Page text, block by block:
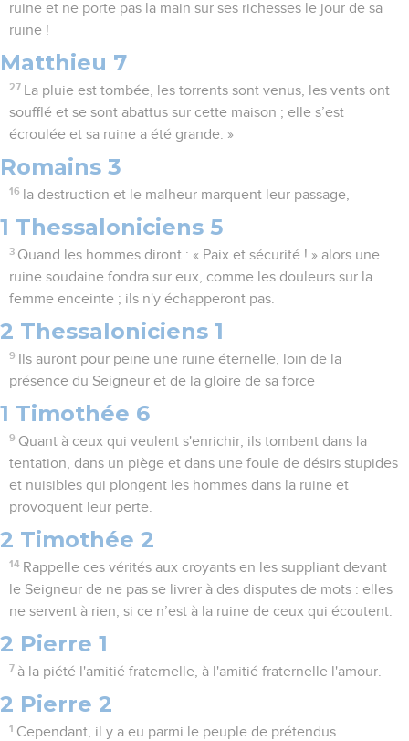
ruine et ne porte pas la main sur ses richesses le jour de sa
ruine !
Matthieu 7
27
La pluie est tombée, les torrents sont venus, les vents ont
soufflé et se sont abattus sur cette maison ; elle s’est
écroulée et sa ruine a été grande. »
Romains 3
16 la destruction et le malheur marquent leur passage,
1 Thessaloniciens 5
3 Quand les hommes diront : « Paix et sécurité ! » alors une
ruine soudaine fondra sur eux, comme les douleurs sur la
femme enceinte ; ils n'y échapperont pas.
2 Thessaloniciens 1
9
Ils auront pour peine une ruine éternelle, loin de la
présence du Seigneur et de la gloire de sa force
1 Timothée 6
9 Quant à ceux qui veulent s'enrichir, ils tombent dans la
tentation, dans un piège et dans une foule de désirs stupides
et nuisibles qui plongent les hommes dans la ruine et
provoquent leur perte.
2 Timothée 2
14 Rappelle ces vérités aux croyants en les suppliant devant
le Seigneur de ne pas se livrer à des disputes de mots : elles
ne servent à rien, si ce n’est à la ruine de ceux qui écoutent.
2 Pierre 1
7 à la piété l'amitié fraternelle, à l'amitié fraternelle l'amour.
2 Pierre 2
1 Cependant, il y a eu parmi le peuple de prétendus